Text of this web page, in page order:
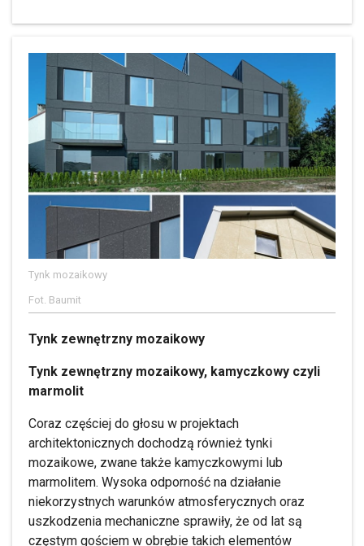
Tynk mozaikowy
Fot. Baumit
Tynk zewnętrzny mozaikowy
Tynk zewnętrzny mozaikowy, kamyczkowy czyli
marmolit
Coraz częściej do głosu w projektach
architektonicznych dochodzą również tynki
mozaikowe, zwane także kamyczkowymi lub
marmolitem. Wysoka odporność na działanie
niekorzystnych warunków atmosferycznych oraz
uszkodzenia mechaniczne sprawiły, że od lat są
częstym gościem w obrębie takich elementów